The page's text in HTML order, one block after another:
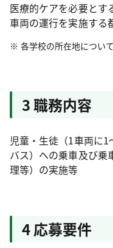
医療的ケアを必要とす
車両の運行を実施する
各学校の所在地につい
3 職務内容
児童・生徒（1車両に
バス）への乗車及び乗
理等）の実施等
4 応募要件